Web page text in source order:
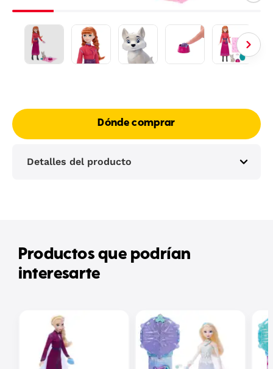
Dónde comprar
Detalles del producto
Productos que podrían
interesarte